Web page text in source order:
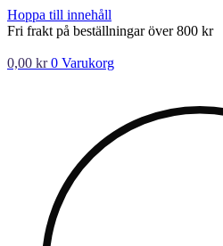
Hoppa till innehåll
Fri frakt på beställningar över 800 kr
0,00 kr 0 Varukorg